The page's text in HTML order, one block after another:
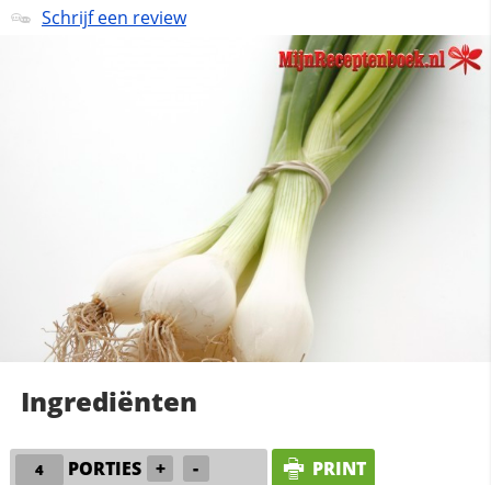
Schrijf een review
Ingrediënten
PORTIES + - PRINT